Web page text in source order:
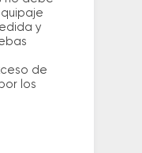
y
de
los